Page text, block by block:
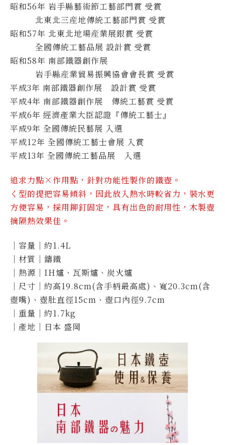
昭和56年 岩手縣藝術節工藝部門賞 受賞
北東北三産地傳統工藝部門賞 受賞
昭和57年 北東北地場産業展銀賞 受賞
全國傳統工藝品展 設計賞 受賞
昭和58年 南部鐵器創作展
岩手縣産業貿易振興協會會長賞 受賞
平成3年 南部鐵器創作展 設計賞 受賞
平成4年 南部鐵器創作展 傳統工藝賞 受賞
平成6年 經濟產業大臣認證『傳統工藝士』
平成9年 全國傳統民藝展 入選
平成12年 全國傳統工藝士會展 入賞
平成13年 全國傳統工藝品展 入選
追求力點×作用點，針對功能性製作的鐵壺。
く型的提把容易傾斜，因此放入熱水時較省力，裝水更
方便容易，採用鉚釘固定，具有出色的耐用性，木製壺
摘隔熱效果佳。
｜容量｜約1.4L
｜材質｜鑄鐵
｜熱源｜IH爐、瓦斯爐、炭火爐
｜尺寸｜約高19.8cm(含手柄最高處)、寬20.3cm(含
壺嘴)、壺肚直徑15cm 、 壺口內徑9.7cm
｜重量｜約1.7kg
｜產地｜日本 盛岡